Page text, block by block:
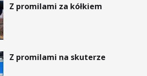
Z promilami za kółkiem
Z promilami na skuterze